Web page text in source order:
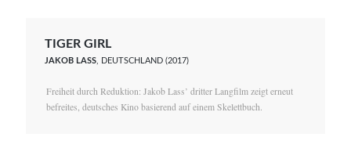
TIGER GIRL
JAKOB LASS , DEUTSCHLAND (2017)
Freiheit durch Reduktion: Jakob Lass’ dritter Langfilm zeigt erneut
befreites, deutsches Kino basierend auf einem Skelettbuch.